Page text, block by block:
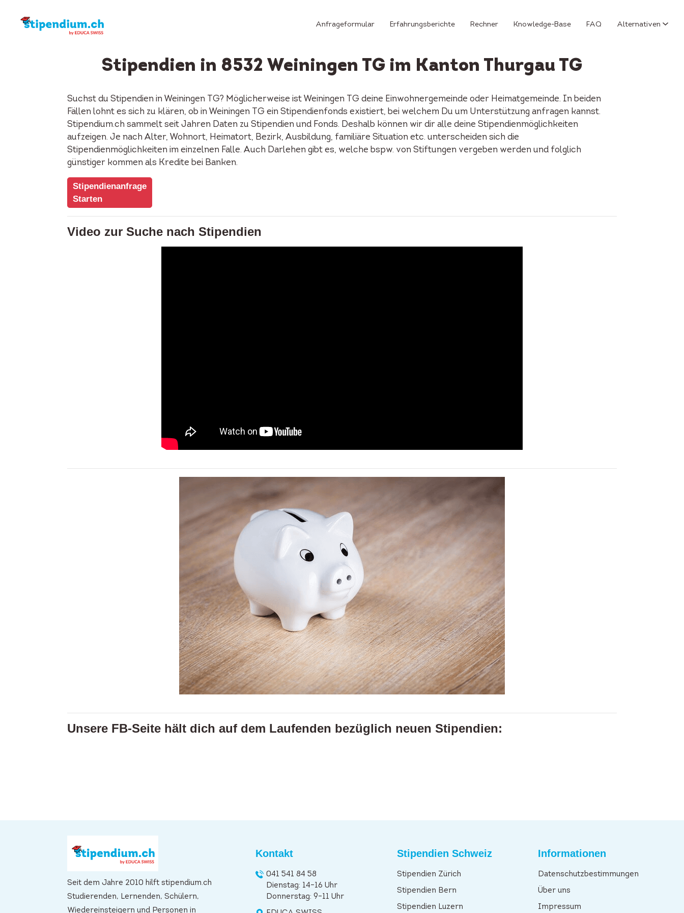
Anfrageformular Erfahrungsberichte Rechner Knowledge-Base FAQ Alternativen
Stipendien in 8532 Weiningen TG im Kanton Thurgau TG
Suchst du Stipendien in Weiningen TG? Möglicherweise ist Weiningen TG deine Einwohnergemeinde oder Heimatgemeinde. In beiden
Fällen lohnt es sich zu klären, ob in Weiningen TG ein Stipendienfonds existiert, bei welchem Du um Unterstützung anfragen kannst.
Stipendium.ch sammelt seit Jahren Daten zu Stipendien und Fonds. Deshalb können wir dir alle deine Stipendienmöglichkeiten
aufzeigen. Je nach Alter, Wohnort, Heimatort, Bezirk, Ausbildung, familiäre Situation etc. unterscheiden sich die
Stipendienmöglichkeiten im einzelnen Falle. Auch Darlehen gibt es, welche bspw. von Stiftungen vergeben werden und folglich
günstiger kommen als Kredite bei Banken.
Stipendienanfrage
Starten
Video zur Suche nach Stipendien
Unsere FB-Seite hält dich auf dem Laufenden bezüglich neuen Stipendien:
Seit dem Jahre 2010 hilft stipendium.ch
Studierenden, Lernenden, Schülern,
Wiedereinsteigern und Personen in
Kontakt
041 541 84 58
Dienstag: 14–16 Uhr
Donnerstag: 9–11 Uhr
Stipendien Schweiz
Stipendien Zürich
Stipendien Bern
Stipendien Luzern
Informationen
Datenschutzbestimmungen
Über uns
Impressum